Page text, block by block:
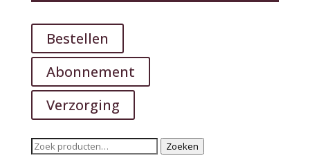
Bestellen
Abonnement
Verzorging
Zoeken
Zoeken